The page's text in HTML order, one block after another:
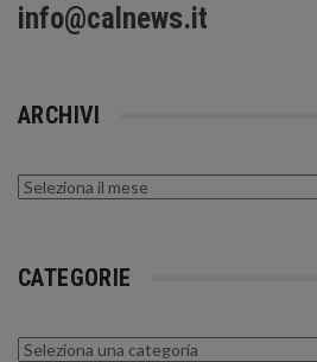
info@calnews.it
ARCHIVI
Archivi
CATEGORIE
Categorie